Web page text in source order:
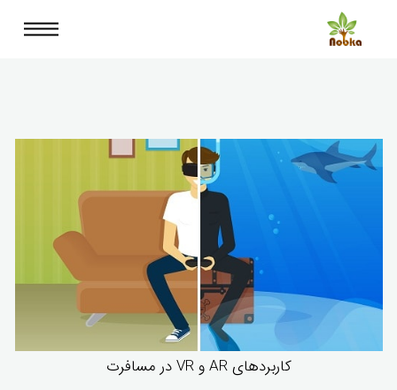
کاربردهای AR و VR در مسافرت